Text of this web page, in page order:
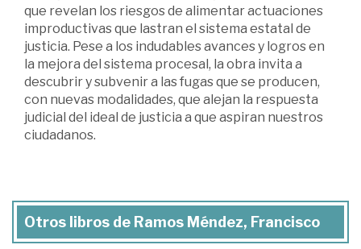
que revelan los riesgos de alimentar actuaciones
improductivas que lastran el sistema estatal de
justicia. Pese a los indudables avances y logros en
la mejora del sistema procesal, la obra invita a
descubrir y subvenir a las fugas que se producen,
con nuevas modalidades, que alejan la respuesta
judicial del ideal de justicia a que aspiran nuestros
ciudadanos.
Otros libros de Ramos Méndez, Francisco